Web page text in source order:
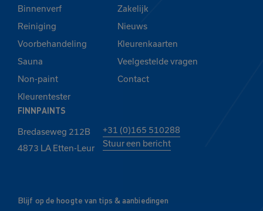
Binnenverf
Reiniging
Voorbehandeling
Sauna
Non-paint
Kleurentester
Zakelijk
Nieuws
Kleurenkaarten
Veelgestelde vragen
Contact
FINNPAINTS
Bredaseweg 212B
4873 LA Etten-Leur
+31 (0)165 510288
Stuur een bericht
Blijf op de hoogte van tips & aanbiedingen